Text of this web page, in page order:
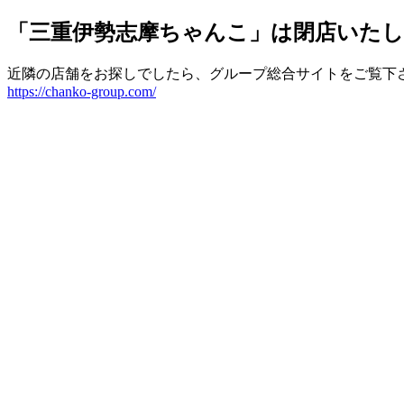
「三重伊勢志摩ちゃんこ」は閉店いたし
近隣の店舗をお探しでしたら、グループ総合サイトをご覧下
https://chanko-group.com/